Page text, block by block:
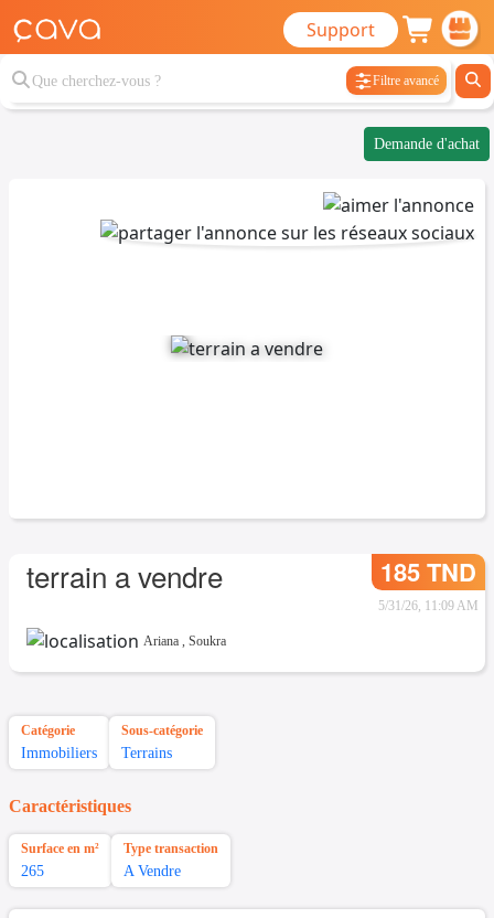
Support
Filtre avancé
Demande d'achat
terrain a vendre 185 TND
5/31/26, 11:09 AM
Ariana , Soukra
Catégorie
Immobiliers
Sous-catégorie
Terrains
Caractéristiques
Surface en m²
265
Type transaction
A Vendre